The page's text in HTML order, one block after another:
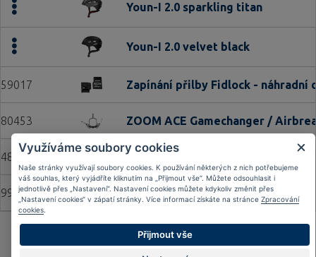
Youn-I 2.0 sparkling titan
Youn-I 2.0 velvet black
59017 Zapínání přilby Fidlock - náhradní
80453 ZOOM ACE Gamechanger /
48173 Zoom Spin ACE AIRBREAKER
99854 Zoom Spin ACE GAMECHANGER
Strana: « ‹ 46 47 48 49 50
Využíváme soubory cookies
Naše stránky využívají soubory cookies. K používání některých z nich potřebujeme
váš souhlas, který vyjádříte kliknutím na „Přijmout vše“. Můžete odsouhlasit i
jednotlivě přes „Nastavení“. Nastavení cookies můžete kdykoliv změnit přes
„Nastavení cookies“ v zápatí stránky. Více informací získáte na stránce Zpracování
cookies.
Přijmout vše